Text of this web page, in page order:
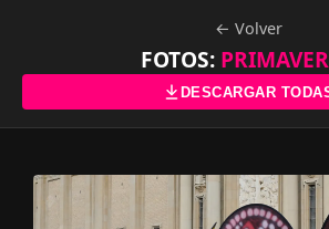
← Volver
FOTOS:
DESCARGAR